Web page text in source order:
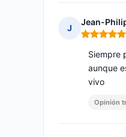
J
Jean-
Nota: 5 de 5
Siempre
aunque
vivo
Opinión